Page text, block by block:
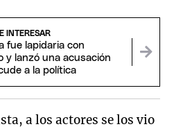
INTERESAR
fue lapidaria con
y lanzó una acusación
a la política
a los actores se los vio